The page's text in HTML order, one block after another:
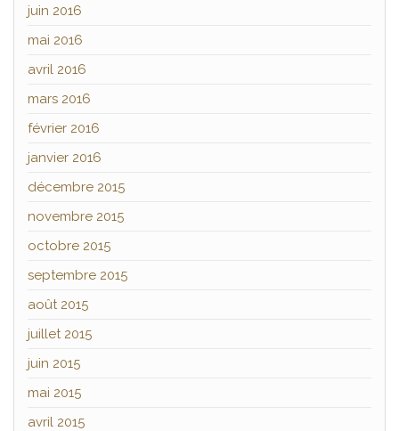
juin 2016
mai 2016
avril 2016
mars 2016
février 2016
janvier 2016
décembre 2015
novembre 2015
octobre 2015
septembre 2015
août 2015
juillet 2015
juin 2015
mai 2015
avril 2015